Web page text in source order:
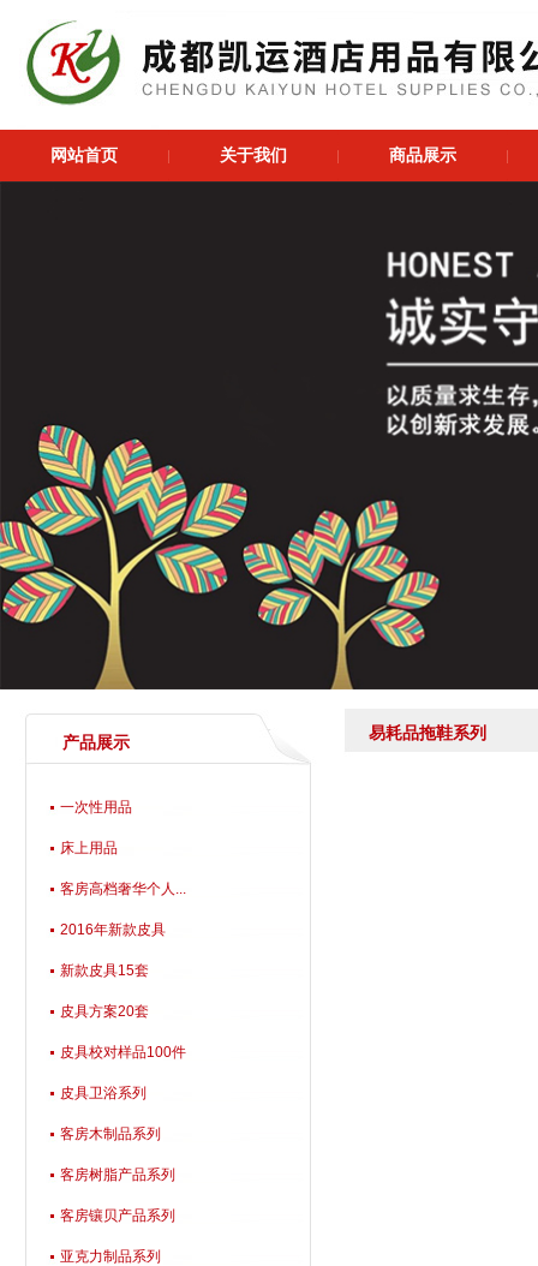
网站首页 关于我们 商品展示
产品展示
一次性用品
床上用品
客房高档奢华个人...
2016年新款皮具
新款皮具15套
皮具方案20套
皮具校对样品100件
皮具卫浴系列
客房木制品系列
客房树脂产品系列
客房镶贝产品系列
亚克力制品系列
易耗品拖鞋系列